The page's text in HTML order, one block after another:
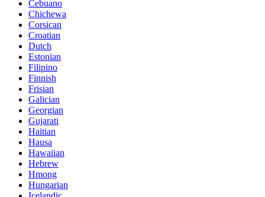
Cebuano
Chichewa
Corsican
Croatian
Dutch
Estonian
Filipino
Finnish
Frisian
Galician
Georgian
Gujarati
Haitian
Hausa
Hawaiian
Hebrew
Hmong
Hungarian